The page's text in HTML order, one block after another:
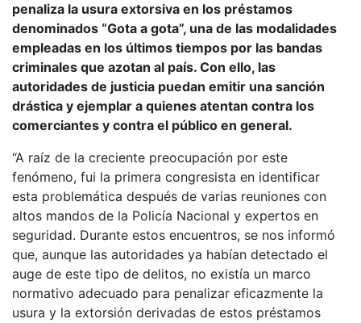
penaliza la usura extorsiva en los préstamos
denominados “Gota a gota”, una de las modalidades
empleadas en los últimos tiempos por las bandas
criminales que azotan al país. Con ello, las
autoridades de justicia puedan emitir una sanción
drástica y ejemplar a quienes atentan contra los
comerciantes y contra el público en general.
“A raíz de la creciente preocupación por este
fenómeno, fui la primera congresista en identificar
esta problemática después de varias reuniones con
altos mandos de la Policía Nacional y expertos en
seguridad. Durante estos encuentros, se nos informó
que, aunque las autoridades ya habían detectado el
auge de este tipo de delitos, no existía un marco
normativo adecuado para penalizar eficazmente la
usura y la extorsión derivadas de estos préstamos